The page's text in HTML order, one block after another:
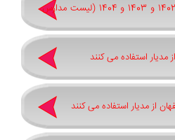
آمار بانک اطلاعاتی مدارس 1402 و 1403 و 1404 (لیست مدارس
استفاده می کنند
از مدیار استفاده می کنند